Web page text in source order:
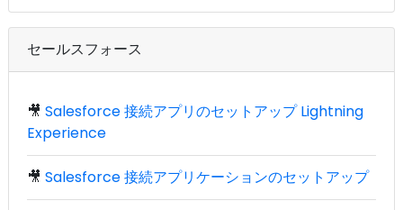
セールスフォース
🎥 Salesforce 接続アプリのセットアップ Lightning
Experience
🎥 Salesforce 接続アプリケーションのセットアップ